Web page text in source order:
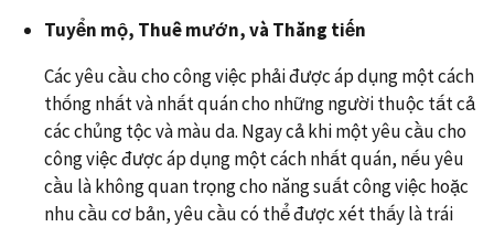
Tuyển mộ, Thuê mướn, và Thăng tiến
Các yêu cầu cho công việc phải được áp dụng một cách
thống nhất và nhất quán cho những người thuộc tất cả
các chủng tộc và màu da. Ngay cả khi một yêu cầu cho
công việc được áp dụng một cách nhất quán, nếu yêu
cầu là không quan trọng cho năng suất công việc hoặc
nhu cầu cơ bản, yêu cầu có thể được xét thấy là trái